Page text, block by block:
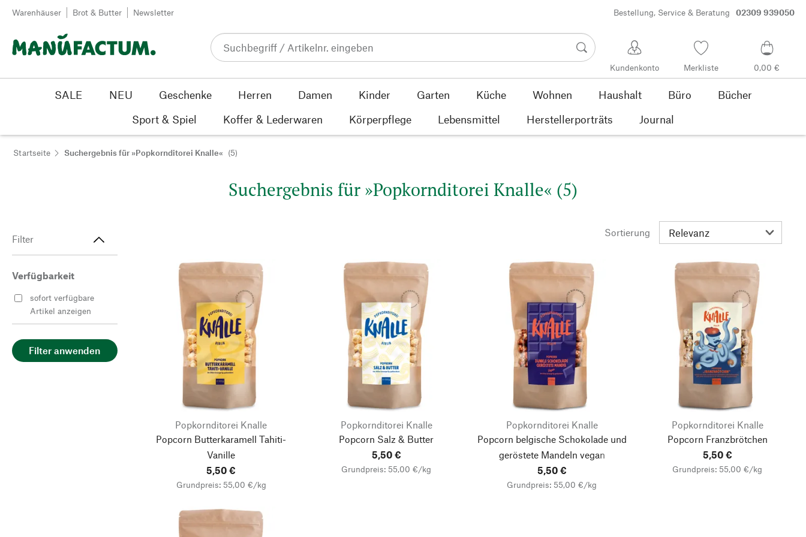
Zum Inhalt springen
Warenhäuser Brot & Butter Newsletter Bestellung, Service & Beratung 02309 939050
Kundenkonto Merkliste 0,00 €
SALE NEU Geschenke Herren Damen Kinder Garten Küche Wohnen Haushalt Büro
Bücher
Sport & Spiel
Koffer & Lederwaren Körperpflege Lebensmittel Herstellerporträts Journal
Startseite Suchergebnis für »Popkornditorei Knalle« (5)
Suchergebnis für »Popkornditorei Knalle« (5)
Filter
Verfügbarkeit
sofort verfügbare
Artikel anzeigen
Filter anwenden
Sortierung
Popkornditorei Knalle
Popcorn Butterkaramell Tahiti-
Vanille
5,50 €
Grundpreis: 55,00 €/kg
Popkornditorei Knalle
Popcorn Salz & Butter
5,50 €
Grundpreis: 55,00 €/kg
Popkornditorei Knalle
Popcorn belgische Schokolade und
geröstete Mandeln vegan
5,50 €
Grundpreis: 55,00 €/kg
Popkornditorei Knalle
Popcorn Franzbrötchen
5,50 €
Grundpreis: 55,00 €/kg